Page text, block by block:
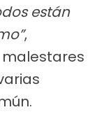
están
,